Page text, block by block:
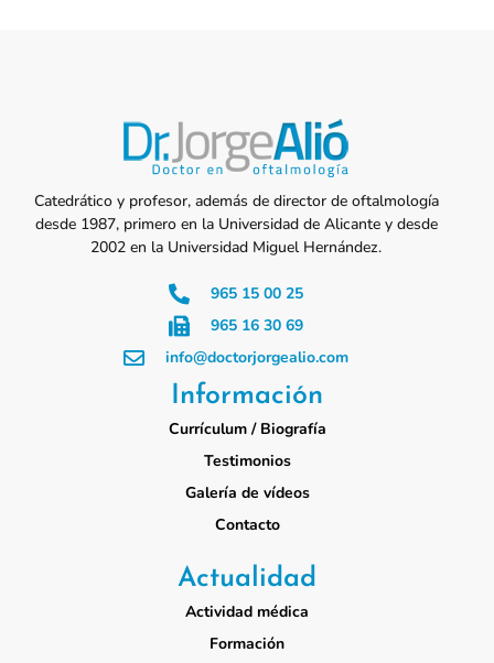
Catedrático y profesor, además de director de oftalmología
desde 1987, primero en la Universidad de Alicante y desde
2002 en la Universidad Miguel Hernández.
965 15 00 25
965 16 30 69
info@doctorjorgealio.com
Información
Currículum / Biografía
Testimonios
Galería de vídeos
Contacto
Actualidad
Actividad médica
Formación